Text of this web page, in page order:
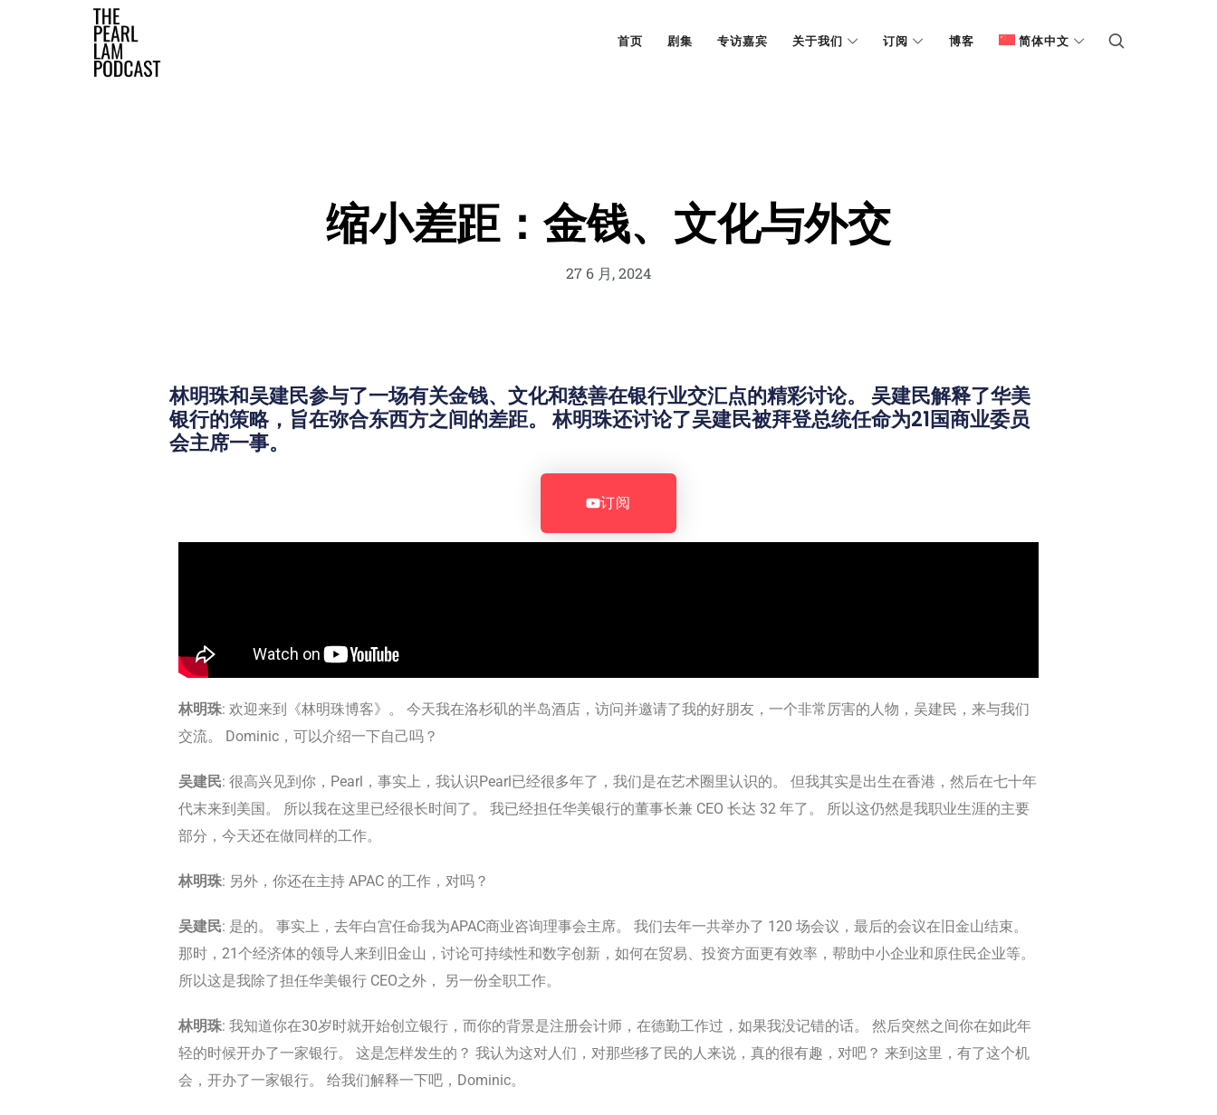
首页 剧集 专访嘉宾 关于我们 订阅 博客 简体中文
缩小差距：金钱、文化与外交
27 6 月, 2024
林明珠和吴建民参与了一场有关金钱、文化和慈善在银行业交汇点的精彩讨论。 吴建民解释了华美
银行的策略，旨在弥合东西方之间的差距。 林明珠还讨论了吴建民被拜登总统任命为21国商业委员
会主席一事。
订阅
林明珠: 欢迎来到《林明珠博客》。 今天我在洛杉矶的半岛酒店，访问并邀请了我的好朋友，一个非常厉害的人物，吴建民，来与我们
交流。 Dominic，可以介绍一下自己吗？
吴建民: 很高兴见到你，Pearl，事实上，我认识Pearl已经很多年了，我们是在艺术圈里认识的。 但我其实是出生在香港，然后在七十年
代末来到美国。 所以我在这里已经很长时间了。 我已经担任华美银行的董事长兼 CEO 长达 32 年了。 所以这仍然是我职业生涯的主要
部分，今天还在做同样的工作。
林明珠: 另外，你还在主持 APAC 的工作，对吗？
吴建民: 是的。 事实上，去年白宫任命我为APAC商业咨询理事会主席。 我们去年一共举办了 120 场会议，最后的会议在旧金山结束。
那时，21个经济体的领导人来到旧金山，讨论可持续性和数字创新，如何在贸易、投资方面更有效率，帮助中小企业和原住民企业等。
所以这是我除了担任华美银行 CEO之外， 另一份全职工作。
林明珠: 我知道你在30岁时就开始创立银行，而你的背景是注册会计师，在德勤工作过，如果我没记错的话。 然后突然之间你在如此年
轻的时候开办了一家银行。 这是怎样发生的？ 我认为这对人们，对那些移了民的人来说，真的很有趣，对吧？ 来到这里，有了这个机
会，开办了一家银行。 给我们解释一下吧，Dominic。